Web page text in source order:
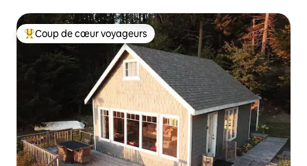
Coups de cœur voyageurs les plus appréciés
Coup de cœur voyageurs